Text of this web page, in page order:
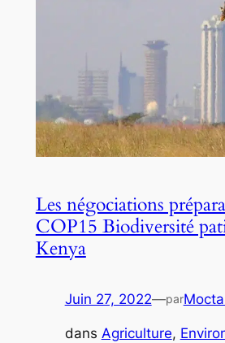
Les négociations
COP15 Biodiversité
Kenya
Juin 27, 2022—par
dans Agriculture,